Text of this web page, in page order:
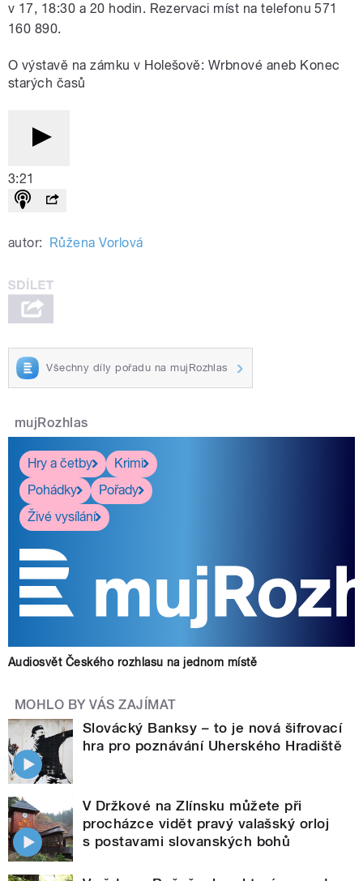
v 17, 18:30 a 20 hodin. Rezervaci míst na telefonu 571
160 890.
O výstavě na zámku v Holešově: Wrbnové aneb Konec
starých časů
3:21
autor: Růžena Vorlová
Všechny díly pořadu na mujRozhlas
mujRozhlas
Hry a četby
Krimi
Pohádky
Pořady
Živé vysílání
Audiosvět Českého rozhlasu na jednom místě
MOHLO BY VÁS ZAJÍMAT
Slovácký Banksy – to je nová šifrovací
hra pro poznávání Uherského Hradiště
V Držkové na Zlínsku můžete při
procházce vidět pravý valašský orloj
s postavami slovanských bohů